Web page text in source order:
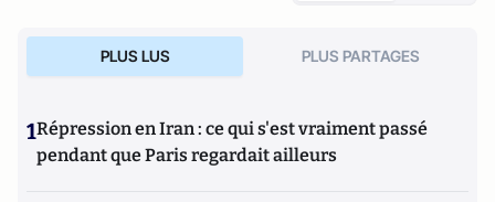
PLUS LUS PLUS PARTAGES
1Répression en Iran : ce qui s'est vraiment passé
pendant que Paris regardait ailleurs